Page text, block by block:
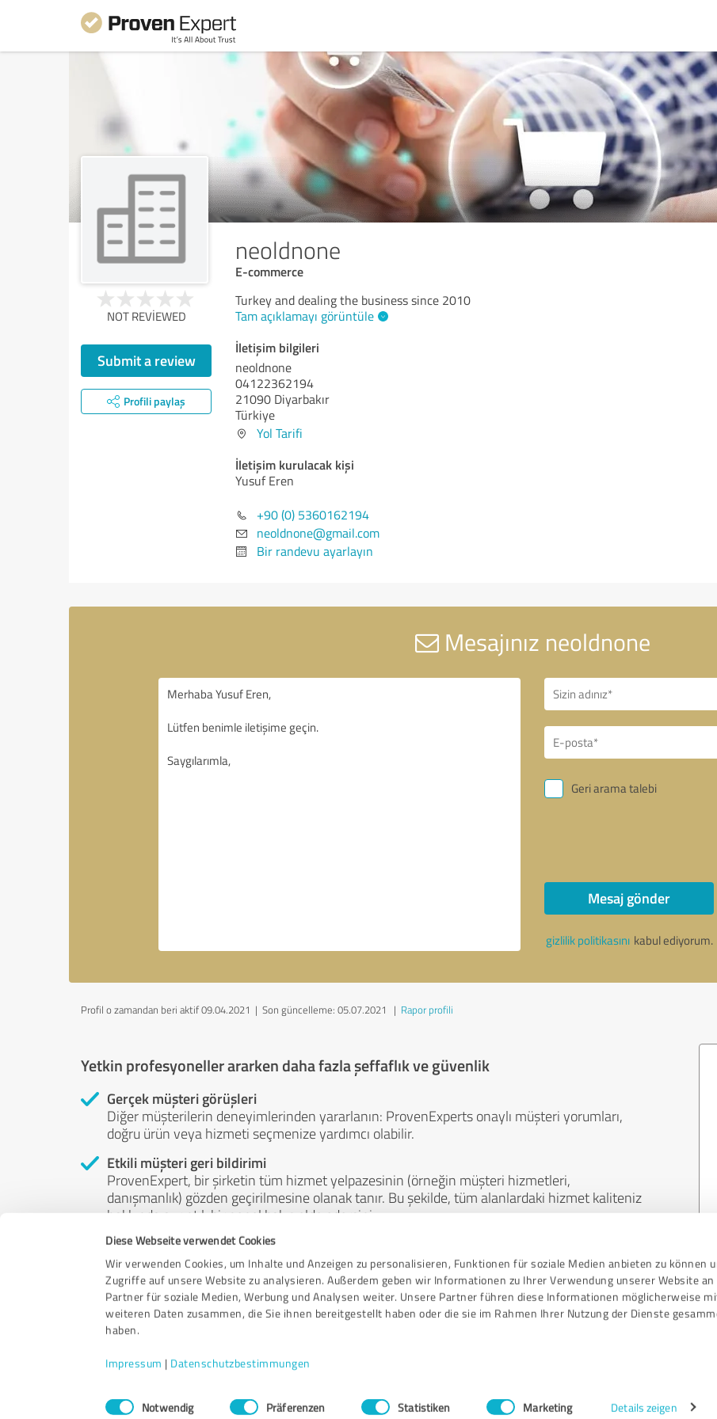
Diese Webseite verwendet Cookies
Wir verwenden Cookies, um Inhalte und Anzeigen zu personalisieren, Funktionen für soziale Medien anbieten zu können
Zugriffe auf unsere Website zu analysieren. Außerdem geben wir Informationen zu Ihrer Verwendung unserer Website
Partner für soziale Medien, Werbung und Analysen weiter. Unsere Partner führen diese Informationen möglicherweise
weiteren Daten zusammen, die Sie ihnen bereitgestellt haben oder die sie im Rahmen Ihrer Nutzung der Dienste
haben.
Impressum | Datenschutzbestimmungen
Einwilligungsauswahl
Notwendig Präferenzen Statistiken Marketing Details zeigen
neoldnone
E-commerce
NOT REVIEWED
Submit a review
Profili paylaş
Turkey and dealing the business since 2010
Tam açıklamayı görüntüle
İletişim bilgileri
neoldnone
04122362194
21090 Diyarbakır
Türkiye
Yol Tarifi
İletişim kurulacak kişi
Yusuf Eren
+90 (0) 5360162194
neoldnone@gmail.com
Bir randevu ayarlayın
Mesajınız neoldnone
Geri arama talebi
Mesaj gönder
gizlilik politikasını kabul ediyorum.
Profil o zamandan beri aktif 09.04.2021 | Son güncelleme: 05.07.2021 | Rapor profili
Yetkin profesyoneller ararken daha fazla şeffaflık ve güvenlik
Gerçek müşteri görüşleri
Diğer müşterilerin deneyimlerinden yararlanın: ProvenExperts onaylı müşteri yorumları,
doğru ürün veya hizmeti seçmenize yardımcı olabilir.
Etkili müşteri geri bildirimi
ProvenExpert, bir şirketin tüm hizmet yelpazesinin (örneğin müşteri hizmetleri,
danışmanlık) gözden geçirilmesine olanak tanır. Bu şekilde, tüm alanlardaki hizmet kaliteniz
hakkında ayrıntılı bir genel bakış elde edersiniz.
Bağımsız incelemeler
ProvenExpert ücretsiz, bağımsız ve tarafsızdır. Müşteriler değerlendirmelerini kendi
rızalarıyla yaparlar - görüşleri satılık değildir. Ve incelemelerin içeriği para veya başka
herhangi bir yolla etkilenemez.